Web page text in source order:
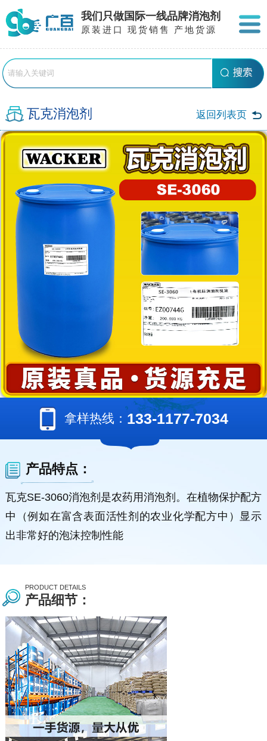
我们只做国际一线品牌消泡剂
原装进口 现货销售 产地货源
瓦克消泡剂 返回列表页
产品特点：
瓦克SE-3060消泡剂是农药用消泡剂。在植物保护配方
中（例如在富含表面活性剂的农业化学配方中）显示
出非常好的泡沫控制性能
拿样热线： 133-1177-7034
PRODUCT DETAILS
产品细节：